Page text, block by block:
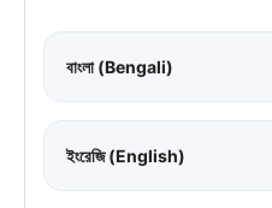
বাংলা (Bengali)
ইংরেজি (English)